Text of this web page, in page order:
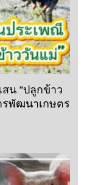
น “ปลูกข้าว
รพัฒนาเกษตร